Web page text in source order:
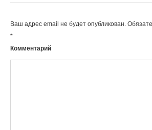
Ваш адрес email не будет опубликован.
*
Комментарий